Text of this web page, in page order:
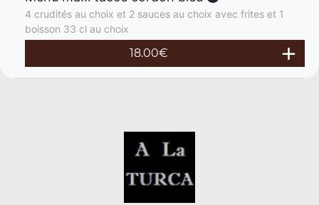
4 crudités au choix et 2 sauces au choix avec frites et 1
boisson 33 cl au choix
18.00€